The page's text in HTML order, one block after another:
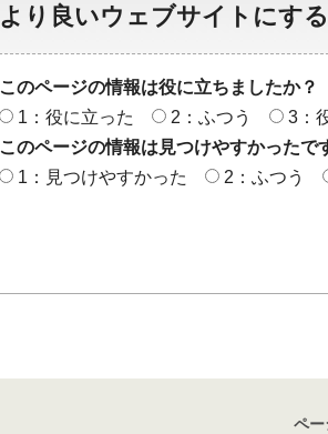
より良いウェブサイトにす
このページの情報は役に立ちましたか？
1：役に立った
2：ふつう
3：
このページの情報は見つけやすかったで
1：見つけやすかった
2：ふつう
ペー